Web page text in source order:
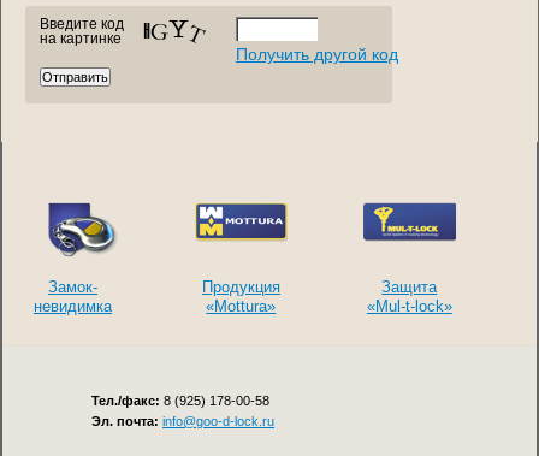
Введите код
на картинке
Получить другой код
Замок-
невидимка
Продукция
«Mottura»
Защита
«Mul-t-lock»
Тел./факс: 8 (925) 178-00-58
Эл. почта: info@goo-d-lock.ru